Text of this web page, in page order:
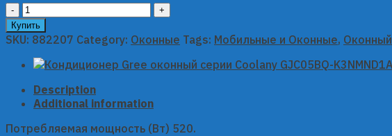
Кондиционер
Gree
оконный
Coolany
K3NMND1A
quantity
Купить
SKU: 882207 Category: Оконные Tags: Мобильные и Оконные, Оконный
Description
Additional information
Потребляемая мощность (Вт) 520.